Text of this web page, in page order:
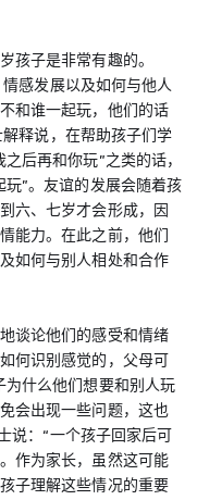
孩子是非常有趣的。
感发展以及如何与他人
和谁一起玩，他们的话
释说，在帮助孩子们学
后再和你玩”之类的话，
”。友谊的发展会随着孩
六、七岁才会形成，因
能力。在此之前，他们
如何与别人相处和合作
谈论他们的感受和情绪
何识别感觉的，父母可
什么他们想要和别人玩
会出现一些问题，这也
说：“一个孩子回家后可
作为家长，虽然这可能
子理解这些情况的重要